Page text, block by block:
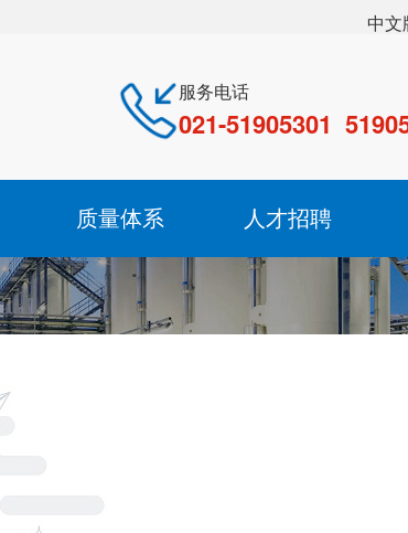
中文
服务电话
021-51905301
质量体系 人才招聘